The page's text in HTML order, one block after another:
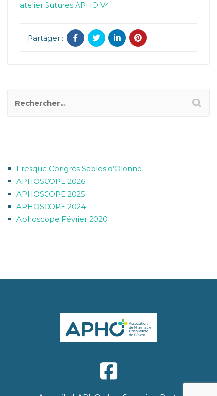
atelier Sutures APHO V4
Partager :
Fresque Congrès Sables d’Olonne
APHOSCOPE 2026
APHOSCOPE 2025
APHOSCOPE 2024
Aphoscope Février 2020